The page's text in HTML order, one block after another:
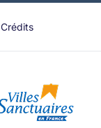
Crédits